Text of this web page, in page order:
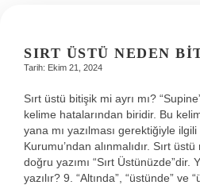
SIRT ÜSTÜ NEDEN
Tarih: Ekim 21, 2024
Sırt üstü bitişik mi ayrı mı?
kelime hatalarından biridir. Bu
yana mı yazılması gerektiğiyle
Kurumu’ndan alınmalıdır. Sırt
doğru yazımı “Sırt Üstünüzde”dir.
yazılır? 9. “Altında”, “üstünde” ve